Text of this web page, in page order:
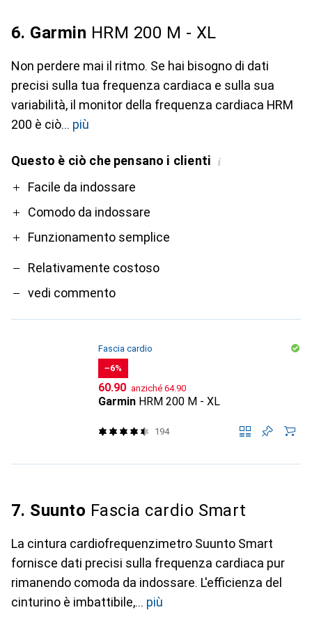
6. Garmin HRM 200 M - XL
Non perdere mai il ritmo. Se hai bisogno di dati
precisi sulla tua frequenza cardiaca e sulla sua
variabilità, il monitor della frequenza cardiaca HRM
200 è ciò
più
Questo è ciò che pensano i clienti i
ProFacile da indossare
Comodo da indossare
Funzionamento semplice
Contro
Relativamente costoso
vedi commento
Fascia cardio
−6%
CHF
60.90 anziché CHF
64.90
Garmin HRM 200 M - XL
194
7. Suunto Fascia cardio Smart
La cintura cardiofrequenzimetro Suunto Smart
fornisce dati precisi sulla frequenza cardiaca pur
rimanendo comoda da indossare. L'efficienza del
cinturino è imbattibile,
più